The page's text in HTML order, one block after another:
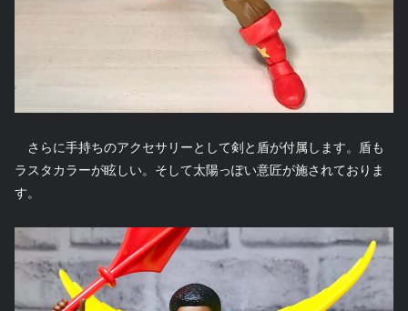
さらに手持ちのアクセサリーとして剣と盾が付属します。盾も
ラスタカラーが眩しい。そして太陽っぽい意匠が施されておりま
す。